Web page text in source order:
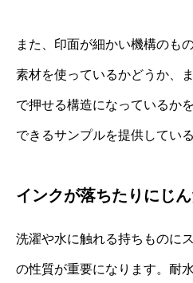
また、印面が細かい機構のも
素材を使っているかどうか、
で押せる構造になっているか
できるサンプルを提供してい
インクが落ちたりにじ
洗濯や水に触れる持ちものに
の性質が重要になります。耐